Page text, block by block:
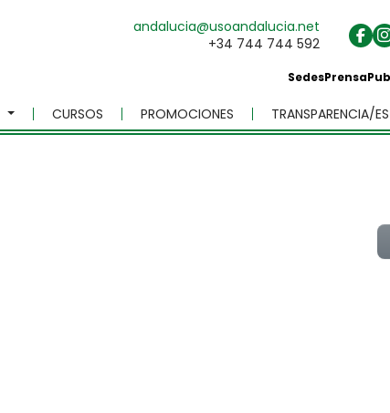
andalucia@usoandalucia.net
+34 744 744 592
SedesPrensa
CURSOS PROMOCIONES TRANSPARENCIA/